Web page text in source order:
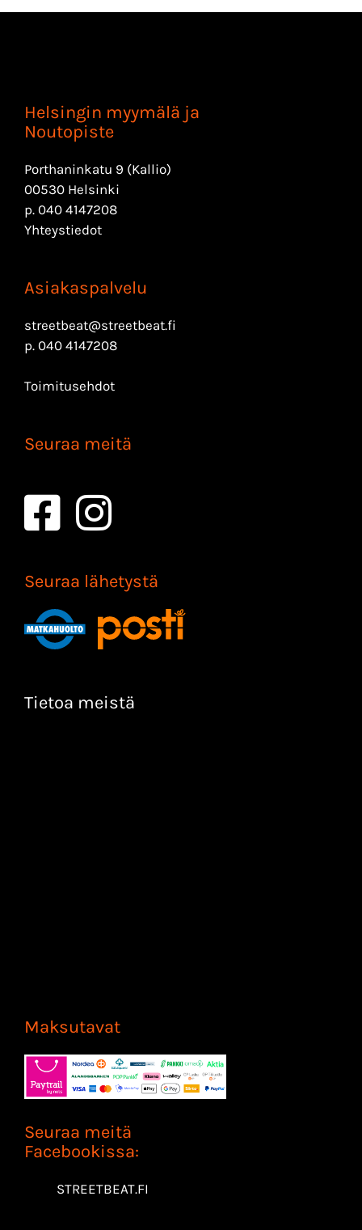
Helsingin myymälä ja
Noutopiste
Porthaninkatu 9 (Kallio)
00530 Helsinki
p. 040 4147208
Yhteystiedot
Asiakaspalvelu
streetbeat@streetbeat.fi
p. 040 4147208
Toimitusehdot
Seuraa meitä
Seuraa lähetystä
Tietoa meistä
Maksutavat
Seuraa meitä
Facebookissa:
STREETBEAT.FI